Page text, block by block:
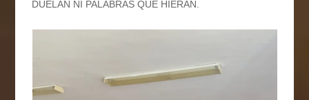
DUELAN NI PALABRAS QUE HIERAN.